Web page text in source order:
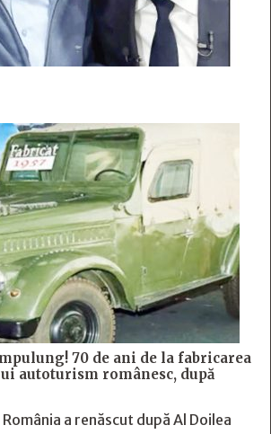
70 de ani de la fabricarea
autoturism românesc, după
a renăscut după Al Doilea